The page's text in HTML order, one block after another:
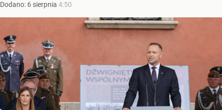
Dodano: 6 sierpnia 4:50